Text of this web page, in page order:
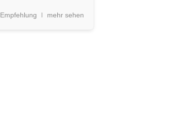
Empfehlung mehr sehen